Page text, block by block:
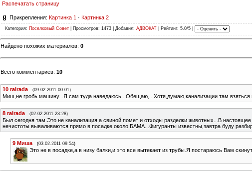
Распечатать страницу
Прикрепления: Картинка 1 · Картинка 2
Категория: Поселковый Совет | Просмотров: 1473 | Добавил: АДВОКАТ | Рейтинг: 5.0/5 |
Найдено похожих материалов: 0
Всего комментариев: 10
10 rairada (09.02.2011 00:01)
Миш,не гробь машину...Я сам туда наведаюсь...Обещаю,...Хотя,думаю,канализации там
8 rairada (02.02.2011 23:28)
Был сегодня там.Это не канализация,а свиной помет и отходы разделки животных...В
нечистоты вываливаются прямо в посадке около БАМА...Фигуранты известны,завтра буду
9 Миша (03.02.2011 09:54)
Это не в посадке,а в низу балки,и это все вытекает из трубы.Я постараюсь Вам